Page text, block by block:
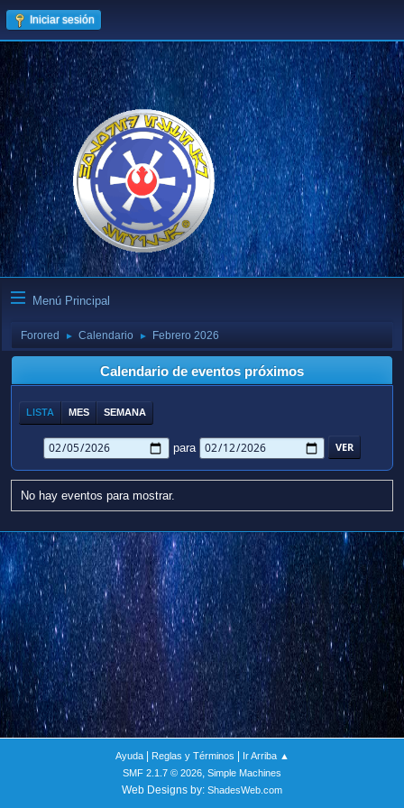
Iniciar sesión
Menú Principal
Forored ► Calendario ► Febrero 2026
Calendario de eventos próximos
LISTA MES SEMANA
para
No hay eventos para mostrar.
Ayuda| Reglas y Términos
Ir Arriba ▲
SMF 2.1.7 © 2026, Simple Machines
Web Designs by: ShadesWeb.com